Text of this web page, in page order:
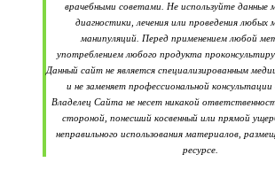
врачебными советами. Не используйте данные
диагностики, лечения или проведения любых
манипуляций. Перед применением любой
употреблением любого продукта
Данный сайт не является специализированным
и не заменяет профессиональной консультации
Владелец Сайта не несет никакой
стороной, понесший косвенный или прямой
неправильного использования материалов,
ресурсе.